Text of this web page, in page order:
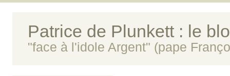
Patrice de Plunkett : le
"face à l'idole Argent" (pape